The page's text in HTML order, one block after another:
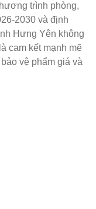
trình phòng,
2030 và định
Hưng Yên không
cam kết mạnh mẽ
vệ phẩm giá và